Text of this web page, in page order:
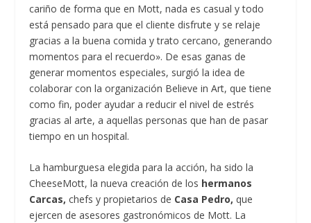
cariño de forma que en Mott, nada es casual y todo
está pensado para que el cliente disfrute y se relaje
gracias a la buena comida y trato cercano, generando
momentos para el recuerdo». De esas ganas de
generar momentos especiales, surgió la idea de
colaborar con la organización Believe in Art, que tiene
como fin, poder ayudar a reducir el nivel de estrés
gracias al arte, a aquellas personas que han de pasar
tiempo en un hospital.
La hamburguesa elegida para la acción, ha sido la
CheeseMott, la nueva creación de los hermanos
Carcas, chefs y propietarios de Casa Pedro, que
ejercen de asesores gastronómicos de Mott. La